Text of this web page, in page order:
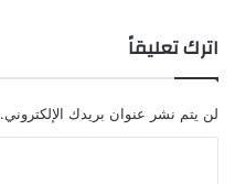
اترك تعليقاً
لن يتم نشر عنوان بريدك الإلكتروني.